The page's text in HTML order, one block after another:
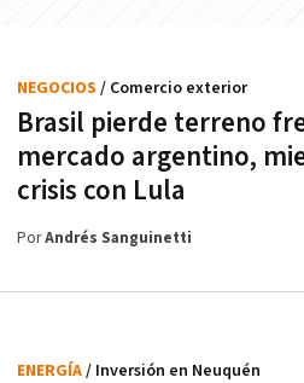
Brasil pierde terreno
mercado argentino,
crisis con Lula
NEGOCIOS / Comercio exterior
PorAndrés Sanguinetti
ENERGÍA/ Inversión en Neuquén